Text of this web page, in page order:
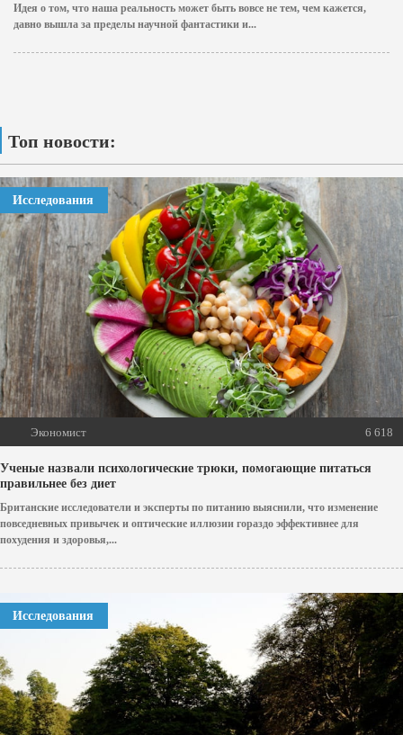
Идея о том, что наша реальность может быть вовсе не тем, чем кажется,
давно вышла за пределы научной фантастики и...
Топ новости:
Исследования
Экономист 6 618
Ученые назвали психологические трюки, помогающие питаться
правильнее без диет
Британские исследователи и эксперты по питанию выяснили, что изменение
повседневных привычек и оптические иллюзии гораздо эффективнее для
похудения и здоровья,...
Исследования